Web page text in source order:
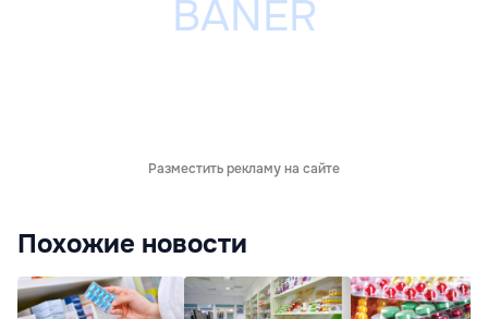
Разместить рекламу на сайте
Похожие новости